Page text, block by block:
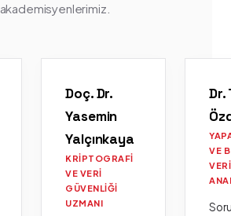
akademisyenlerimiz.
Doç. Dr.
Yasemin
Yalçınkaya
KRIPTOGRAFI
VE VERI
GÜVENLIĞI
UZMANI
Dr.
VE
VERI